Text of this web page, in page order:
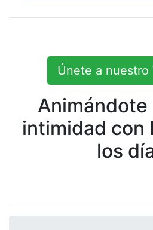
Únete a nuestro
Animándote
intimidad con
los